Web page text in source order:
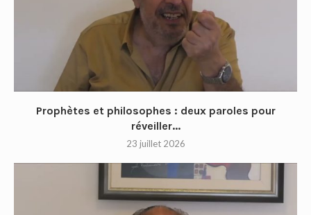
Prophètes et philosophes : deux paroles pour
réveiller...
23 juillet 2026